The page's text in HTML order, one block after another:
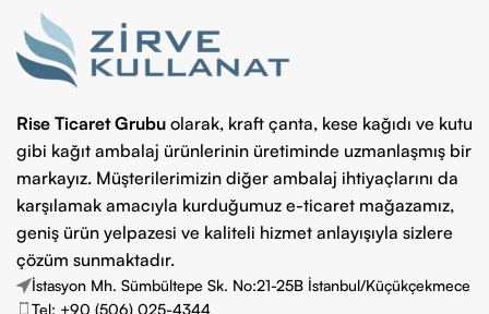
Rise Ticaret Grubu olarak, kraft çanta, kese kağıdı ve kutu
gibi kağıt ambalaj ürünlerinin üretiminde uzmanlaşmış bir
markayız. Müşterilerimizin diğer ambalaj ihtiyaçlarını da
karşılamak amacıyla kurduğumuz e-ticaret mağazamız,
geniş ürün yelpazesi ve kaliteli hizmet anlayışıyla sizlere
çözüm sunmaktadır.
İstasyon Mh. Sümbültepe Sk. No:21-25B İstanbul/Küçükçekmece
Tel: +90 (506) 025-4344